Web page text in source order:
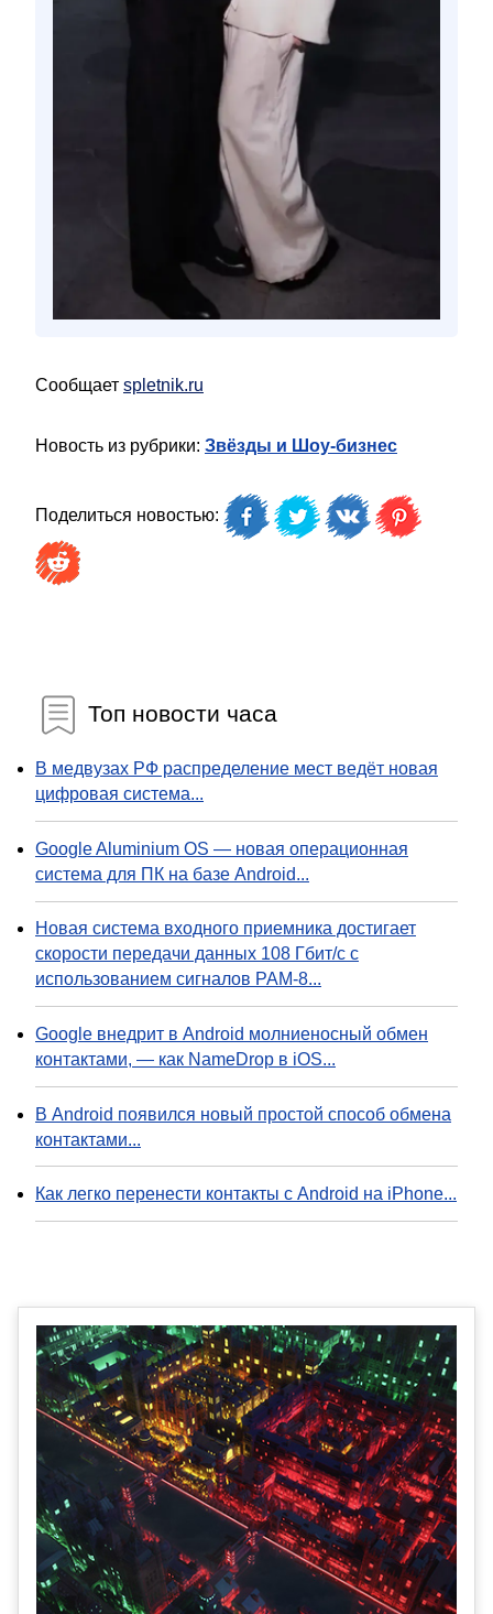
Сообщает spletnik.ru
Новость из рубрики: Звёзды и Шоу-бизнес
Поделиться новостью:
Топ новости часа
В медвузах РФ распределение мест ведёт новая
цифровая система...
Google Aluminium OS — новая операционная
система для ПК на базе Android...
Новая система входного приемника достигает
скорости передачи данных 108 Гбит/с с
использованием сигналов PAM-8...
Google внедрит в Android молниеносный обмен
контактами, — как NameDrop в iOS...
В Android появился новый простой способ обмена
контактами...
Как легко перенести контакты с Android на iPhone...